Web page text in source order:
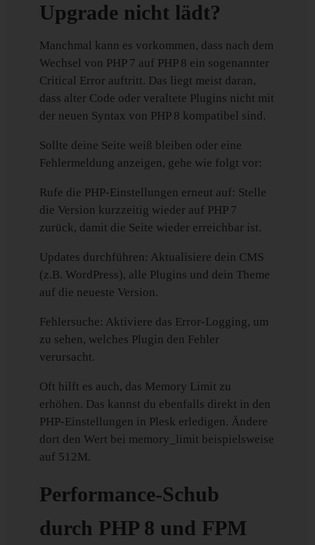
Upgrade nicht lädt?
Manchmal kann es vorkommen, dass nach dem
Wechsel von PHP 7 auf PHP 8 ein sogenannter
Critical Error auftritt. Das liegt meist daran,
dass alter Code oder veraltete Plugins nicht mit
der neuen Syntax von PHP 8 kompatibel sind.
Sollte deine Seite weiß bleiben oder eine
Fehlermeldung anzeigen, gehe wie folgt vor:
Rufe die PHP-Einstellungen erneut auf: Stelle
die Version kurzzeitig wieder auf PHP 7
zurück, damit die Seite wieder erreichbar ist.
Updates durchführen: Aktualisiere dein CMS
(z.B. WordPress), alle Plugins und dein Theme
auf die neueste Version.
Fehlersuche: Aktiviere das Error-Logging, um
zu sehen, welches Plugin den Fehler
verursacht.
Oft hilft es auch, das Memory Limit zu
erhöhen. Das kannst du ebenfalls direkt in den
PHP-Einstellungen in Plesk erledigen. Ändere
dort den Wert bei memory_limit beispielsweise
auf 512M.
Performance-Schub
durch PHP 8 und FPM